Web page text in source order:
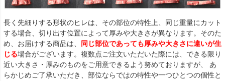
長く先細りする形状のヒレは、その部位の特性上、同じ重量にカット
する場合、切り出す位置によって厚みや大きさが異なります。そのた
め、お届けする商品は、
同じ部位であっても厚みや大きさに違いが生
じる場合がございます。複数点ご注文いただいた際には、できる限り
近い大きさ・厚みのものをご用意できるよう努めておりますが、 あ
らかじめご了承いただき、部位ならではの特性や一つひとつの個性と